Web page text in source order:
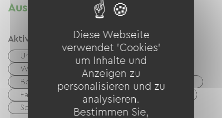
Ausstattung
Aktivitäten
Und mehr Riviere
Angeln
Wandern
Reiten
Boulodrome / Pétanque-Platz
Fahrrad
Mountainbike
Spielplatz
Schattiger
Diese Webseite
verwendet 'Cookies'
um Inhalte und
Anzeigen zu
personalisieren und zu
analysieren.
Bestimmen Sie,